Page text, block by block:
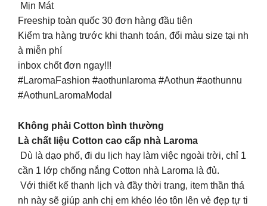
Mịn Mát
Freeship toàn quốc 30 đơn hàng đầu tiên
Kiểm tra hàng trước khi thanh toán, đổi màu size tại nh
à miễn phí
inbox chốt đơn ngay!!!
#LaromaFashion #aothunlaroma #Aothun #aothunnu
#AothunLaromaModal
Không phải Cotton bình thường
Là chất liệu Cotton cao cấp nhà Laroma
Dù là dạo phố, đi du lịch hay làm việc ngoài trời, chỉ 1
cần 1 lớp chống nắng Cotton nhà Laroma là đủ.
Với thiết kế thanh lịch và đầy thời trang, item thần thá
nh này sẽ giúp anh chị em khéo léo tôn lên vẻ đẹp tự ti